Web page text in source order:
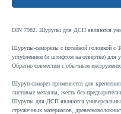
DIN 7982. Шурупы для ДСП являются
Шурупы-саморезы с потайной головкой с
углублением (и штифтом на отвёртке) для
Обратно совместим с обычным
Шуруп-саморез применяется для
листовые металлы, жесть без
Шурупы для ДСП являются
стружечных материалов,